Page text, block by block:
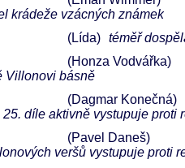
krádeže vzácných známek
(Lída) téměř
(Honza Vodvářka)
Villonovi básně
(Dagmar Konečná)
díle aktivně vystupuje proti
(Pavel Daneš)
veršů vystupuje proti